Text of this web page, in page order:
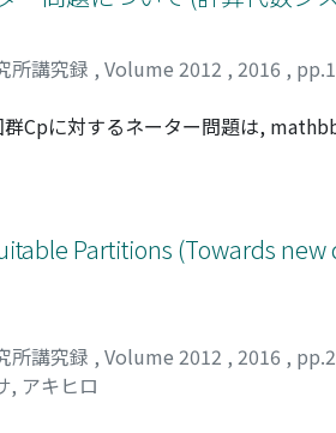
所講究録 , Volume 2012 , 2016 ,
Cpに対するネーター問題は,
用の不変体mathbb{Q}(x_{1},
るが, 解が肯定的となる素数pが無
における, PARI/GPによる
Partitions (Towards
所講究録 , Volume 2012 , 2016 ,
, アキヒロ